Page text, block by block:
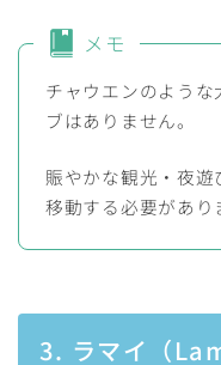
メモ
チャウエンのよう
ブはありません。
賑やかな観光・夜
移動する必要があり
3. ラマイ（